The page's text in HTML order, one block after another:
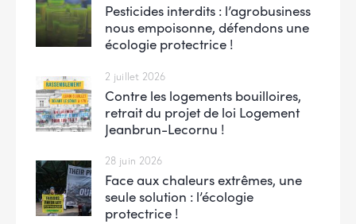
Pesticides interdits : l’agrobusiness
nous empoisonne, défendons une
écologie protectrice !
2 juillet 2026
Contre les logements bouilloires,
retrait du projet de loi Logement
Jeanbrun-Lecornu !
28 juin 2026
Face aux chaleurs extrêmes, une
seule solution : l’écologie
protectrice !